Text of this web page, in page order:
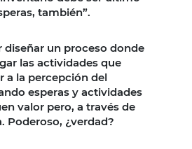
también”.
diseñar un proceso donde
las actividades que
a la percepción del
esperas y actividades
valor pero, a través de
Poderoso, ¿verdad?